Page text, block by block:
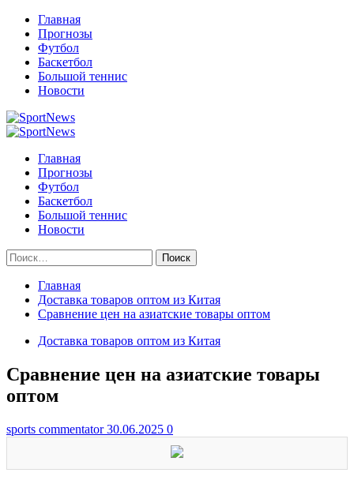
Перейти
содержимому
Главная
Прогнозы
Футбол
Баскетбол
Большой теннис
Новости
Primary
Главная
Прогнозы
Футбол
Баскетбол
Большой теннис
Новости
Найти:
Главная
Доставка товаров оптом из Китая
Сравнение цен на азиатские товары оптом
Доставка товаров оптом из Китая
Сравнение цен на азиатские товары
оптом
sports commentator30.06.2025 0